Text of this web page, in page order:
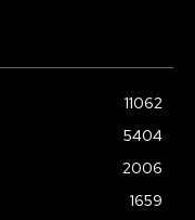
11062
5404
2006
1659